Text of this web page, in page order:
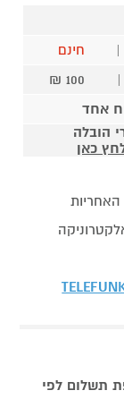
חינם
100 ₪
הובלה
כאן
תשלום לפי